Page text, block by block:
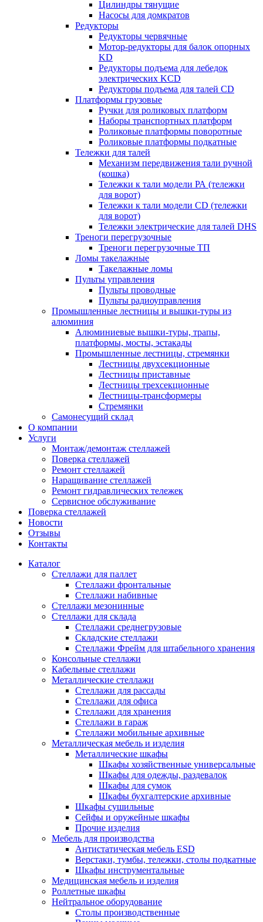
Цилиндры тянущие
Насосы для домкратов
Редукторы
Редукторы червячные
Мотор-редукторы для балок опорных
KD
Редукторы подъема для лебедок
электрических KCD
Редукторы подъема для талей CD
Платформы грузовые
Ручки для роликовых платформ
Наборы транспортных платформ
Роликовые платформы поворотные
Роликовые платформы подкатные
Тележки для талей
Механизм передвижения тали ручной
(кошка)
Тележки к тали модели РА (тележки
для ворот)
Тележки к тали модели CD (тележки
для ворот)
Тележки электрические для талей DHS
Треноги перегрузочные
Треноги перегрузочные ТП
Ломы такелажные
Такелажные ломы
Пульты управления
Пульты проводные
Пульты радиоуправления
Промышленные лестницы и вышки-туры из
алюминия
Алюминиевые вышки-туры, трапы,
платформы, мосты, эстакады
Промышленные лестницы, стремянки
Лестницы двухсекционные
Лестницы приставные
Лестницы трехсекционные
Лестницы-трансформеры
Стремянки
Самонесущий склад
О компании
Услуги
Монтаж/демонтаж стеллажей
Поверка cтеллажей
Ремонт стеллажей
Наращивание стеллажей
Ремонт гидравлических тележек
Сервисное обслуживание
Поверка cтеллажей
Новости
Отзывы
Контакты
Каталог
Стеллажи для паллет
Стеллажи фронтальные
Стеллажи набивные
Стеллажи мезонинные
Стеллажи для склада
Стеллажи среднегрузовые
Складские стеллажи
Стеллажи Фрейм для штабельного хранения
Консольные стеллажи
Кабельные стеллажи
Металлические стеллажи
Стеллажи для рассады
Стеллажи для офиса
Стеллажи для хранения
Стеллажи в гараж
Стеллажи мобильные архивные
Металлическая мебель и изделия
Металлические шкафы
Шкафы хозяйственные универсальные
Шкафы для одежды, раздевалок
Шкафы для сумок
Шкафы бухгалтерские архивные
Шкафы сушильные
Сейфы и оружейные шкафы
Прочие изделия
Мебель для производства
Антистатическая мебель ESD
Верстаки, тумбы, тележки, столы подкатные
Шкафы инструментальные
Медицинская мебель и изделия
Роллетные шкафы
Нейтральное оборудование
Столы производственные